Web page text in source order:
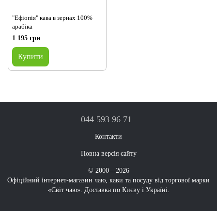
"Ефіопія" кава в зернах 100%
арабіка
1 195 грн
Купити
044 593 96 71
Контакти
Повна версія сайту
© 2000—2026
Офіційний інтернет-магазин чаю, кави та посуду від торгової марки
«Світ чаю». Доставка по Києву і Україні.